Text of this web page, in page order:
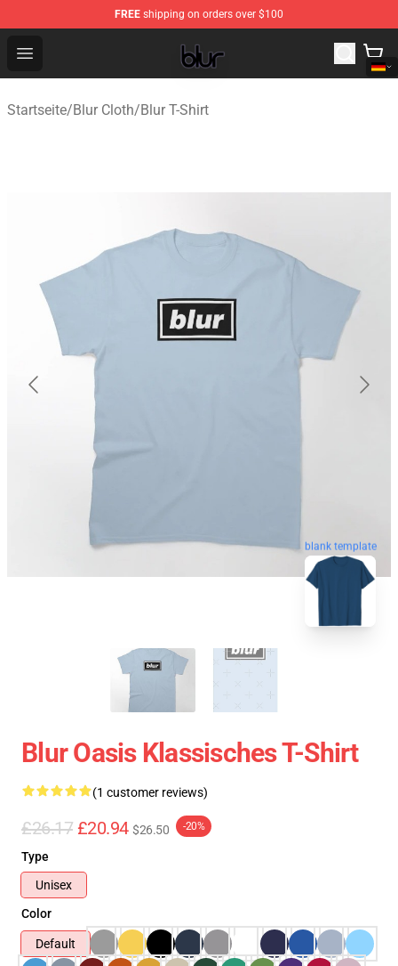
FREE shipping on orders over $100
Open menu
Blur Store - Official Blur Merchandise Shop
Startseite/Blur Cloth/Blur T-Shirt
blank template
Blur Oasis Klassisches T-Shirt
(1 customer reviews)
£26.17 £20.94 $26.50 -20%
Type
Unisex
Color
Default